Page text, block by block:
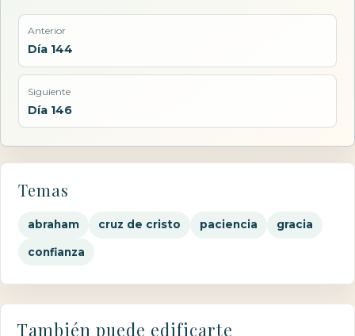
Anterior
Día 144
Siguiente
Día 146
Temas
abraham cruz de cristo paciencia gracia
confianza
También puede edificarte